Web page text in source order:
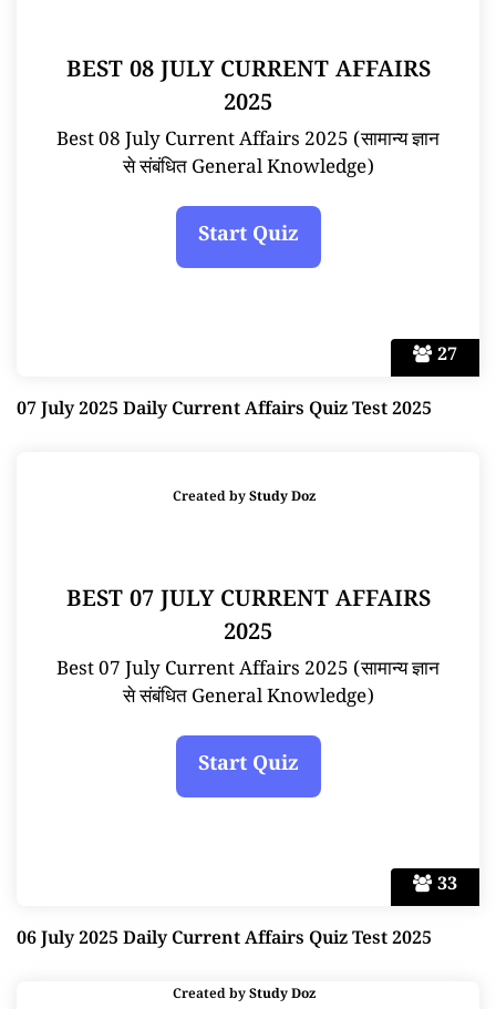
27
BEST 08 JULY CURRENT AFFAIRS
2025
Best 08 July Current Affairs 2025 (सामान्य ज्ञान
से संबंधित General Knowledge)
07 July 2025 Daily Current Affairs Quiz Test 2025
33
Created byStudy Doz
BEST 07 JULY CURRENT AFFAIRS
2025
Best 07 July Current Affairs 2025 (सामान्य ज्ञान
से संबंधित General Knowledge)
06 July 2025 Daily Current Affairs Quiz Test 2025
Created byStudy Doz